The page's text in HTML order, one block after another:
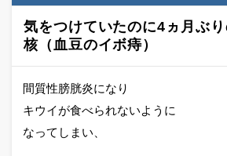
気をつけていたのに4ヵ月ぶ
核（血豆のイボ痔）
間質性膀胱炎になり
キウイが食べられないように
なってしまい、